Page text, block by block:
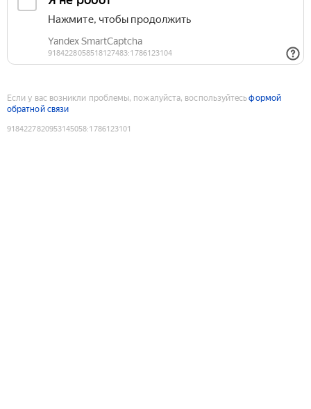
Если у вас возникли проблемы, пожалуйста, воспользуйтесьформой
обратной связи
9184227820953145058:1786123101